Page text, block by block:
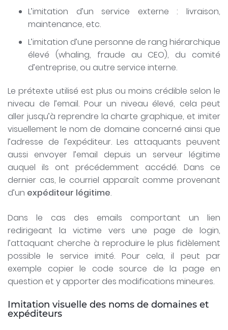
L’imitation d’un service externe : livraison,
maintenance, etc.
L’imitation d’une personne de rang hiérarchique
élevé (whaling, fraude au CEO), du comité
d’entreprise, ou autre service interne.
Le prétexte utilisé est plus ou moins crédible selon le
niveau de l’email. Pour un niveau élevé, cela peut
aller jusqu’à reprendre la charte graphique, et imiter
visuellement le nom de domaine concerné ainsi que
l’adresse de l’expéditeur. Les attaquants peuvent
aussi envoyer l’email depuis un serveur légitime
auquel ils ont précédemment accédé. Dans ce
dernier cas, le courriel apparaît comme provenant
d’un expéditeur légitime.
Dans le cas des emails comportant un lien
redirigeant la victime vers une page de login,
l’attaquant cherche à reproduire le plus fidèlement
possible le service imité. Pour cela, il peut par
exemple copier le code source de la page en
question et y apporter des modifications mineures.
Imitation visuelle des noms de domaines et
expéditeurs